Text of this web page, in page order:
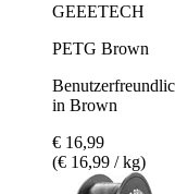
GEEETECH
PETG Brown
in Brown
€ 16,99
(€ 16,99 / kg)